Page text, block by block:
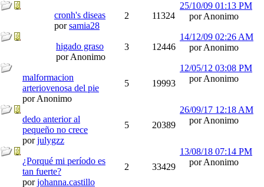
cronh's diseas
porsamia28
2 11324
25/10/09 01:13 PM
por Anonimo
higado graso
por Anonimo
3 12446
14/12/09 02:26 AM
por Anonimo
malformacion
arteriovenosa del pie
por Anonimo
5 19993
12/05/12 03:08 PM
por Anonimo
dedo anterior al
pequeño no crece
porjulygzz
5 20389
26/09/17 12:18 AM
por Anonimo
¿Porqué mi período es
tan fuerte?
porjohanna.castillo
2 33429
13/08/18 07:14 PM
por Anonimo